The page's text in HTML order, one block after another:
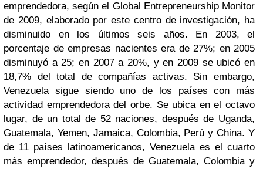
emprendedora, según el Global Entrepreneurship Monitor
de 2009, elaborado por este centro de investigación, ha
disminuido en los últimos seis años. En 2003, el
porcentaje de empresas nacientes era de 27%; en 2005
disminuyó a 25; en 2007 a 20%, y en 2009 se ubicó en
18,7% del total de compañías activas. Sin embargo,
Venezuela sigue siendo uno de los países con más
actividad emprendedora del orbe. Se ubica en el octavo
lugar, de un total de 52 naciones, después de Uganda,
Guatemala, Yemen, Jamaica, Colombia, Perú y China. Y
de 11 países latinoamericanos, Venezuela es el cuarto
más emprendedor, después de Guatemala, Colombia y